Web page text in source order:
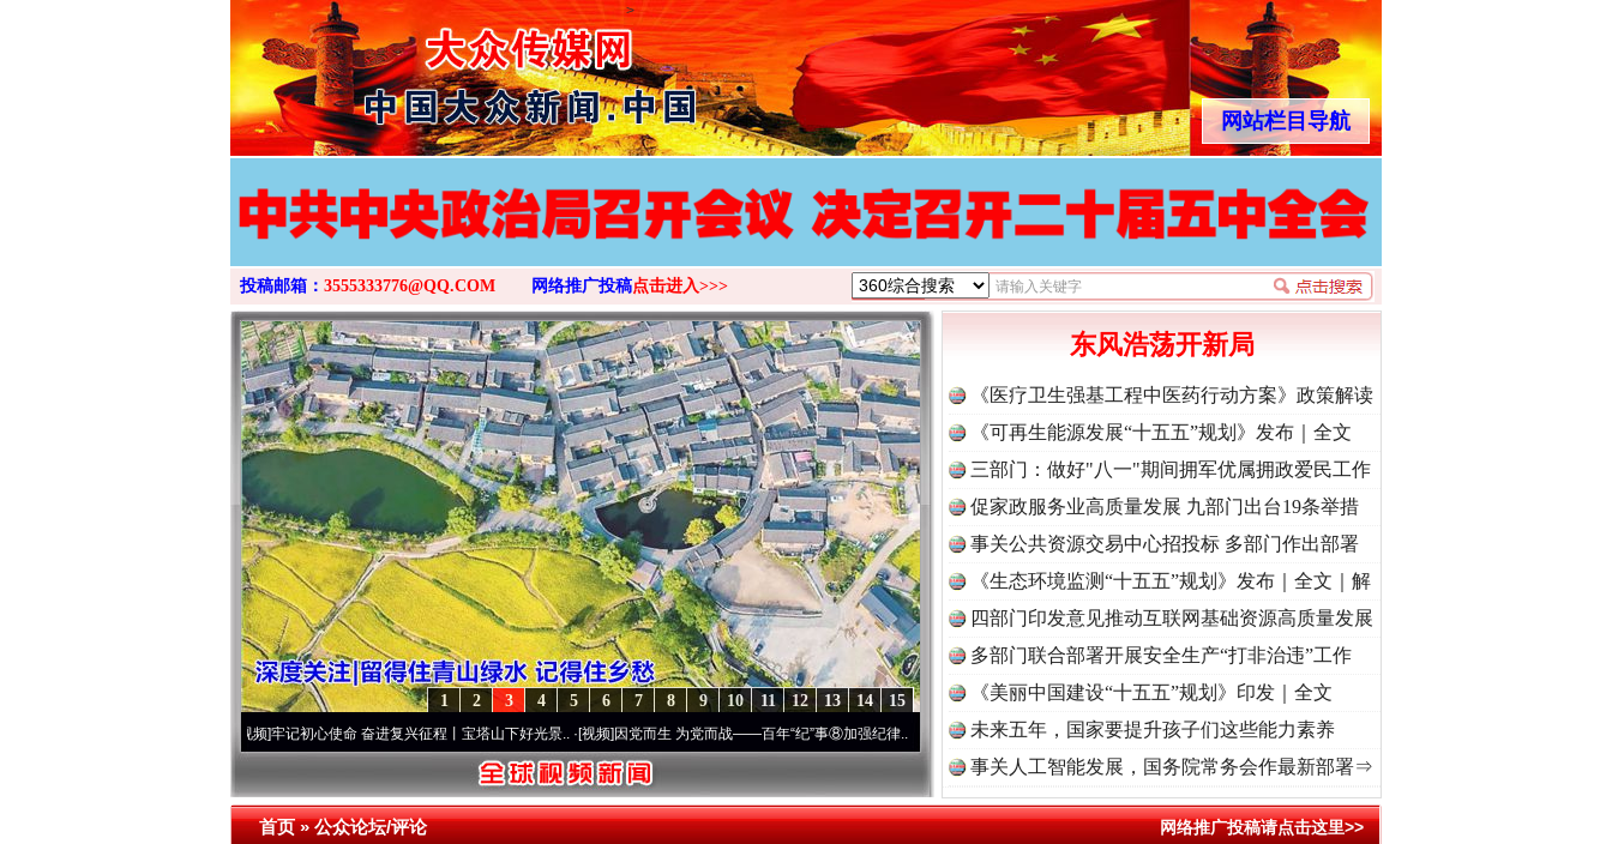
>
网站栏目导航
投稿邮箱： 3555333776@QQ.COM 网络推广投稿点击进入>>>
15
14
13
12
11
10
9
8
7
6
5
4
3
2
1
牢记初心使命 奋进复兴征程丨宝塔山下好光景..·[视频]因党而生 为党而战——百年“纪”事⑧加强纪律..·[视频]牢记初心使命 奋进复兴征程丨“转折之城”激荡..·[视频]牢记初心使命 奋进复兴征程丨红船起航处 潮起..
东风浩荡开新局
《医疗卫生强基工程中医药行动方案》政策解读
《可再生能源发展“十五五”规划》发布｜全文
三部门：做好"八一"期间拥军优属拥政爱民工作
促家政服务业高质量发展 九部门出台19条举措
事关公共资源交易中心招投标 多部门作出部署
《生态环境监测“十五五”规划》发布｜全文｜解
读
四部门印发意见推动互联网基础资源高质量发展
多部门联合部署开展安全生产“打非治违”工作
《美丽中国建设“十五五”规划》印发｜全文
未来五年，国家要提升孩子们这些能力素养
事关人工智能发展，国务院常务会作最新部署⇒
首页»公众论坛/评论 网络推广投稿请点击这里>>